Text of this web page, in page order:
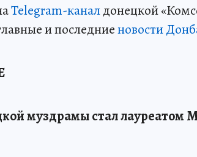
Telegram-каналдонецкой
и последниеновости
муздрамы стал лауреатом